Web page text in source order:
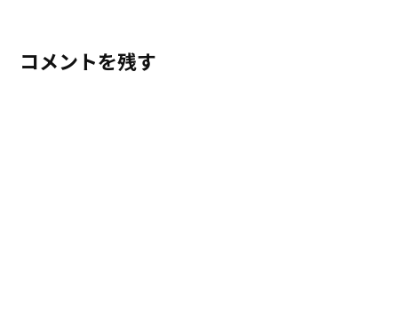
コメントを残す